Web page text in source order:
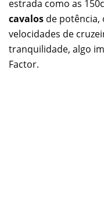
estrada como as
cavalos de
velocidades de
tranquilidade, algo
Factor.